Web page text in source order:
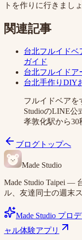
トを作りに行きまし
関連記事
台北フルイドベ
ガイド
台北フルイドア
台北手作りDIY
フルイドベアを
StudioのLINE公
孝敦化駅から30
ブログトップへ
Made Studio
Made Studio Taipei —
ル、友達同士の週末
Made Studio プロ
ャル体験アプリ